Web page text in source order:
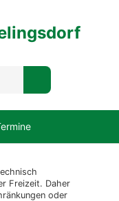
Freizeit. Daher
oder